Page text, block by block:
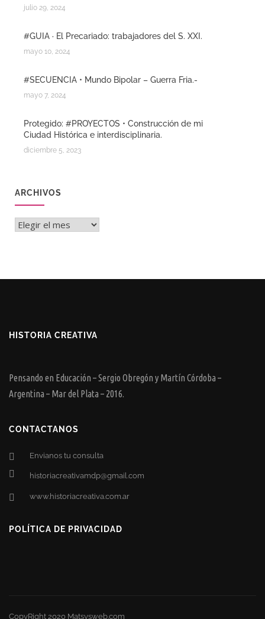
julio 29, 2024
#GUIA · El Precariado: trabajadores del S. XXI.
mayo 10, 2024
#SECUENCIA • Mundo Bipolar – Guerra Fria.-
mayo 7, 2024
Protegido: #PROYECTOS • Construcción de mi
Ciudad Histórica e interdisciplinaria.
diciembre 5, 2023
ARCHIVOS
Archivos
HISTORIA CREATIVA
Pensando en Educación – Sergio Obregón y Martín Córdoba –
Argentina – Mar del Plata – 2016.
CONTACTANOS
Envianos tu consulta
historiacreativamdp@gmail.com
www.historiacreativa.com.ar
POLÍTICA DE PRIVACIDAD
CopyRight 2020 Matsysweb.com